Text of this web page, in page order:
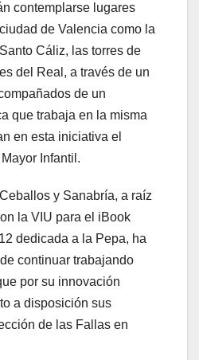
contemplarse lugares
de Valencia como la
Cáliz, las torres de
del Real, a través de un
de un
que trabaja en la misma
en esta iniciativa el
Infantil.
y Sanabría, a raíz
la VIU para el iBook
dedicada a la Pepa, ha
continuar trabajando
por su innovación
a disposición sus
de las Fallas en